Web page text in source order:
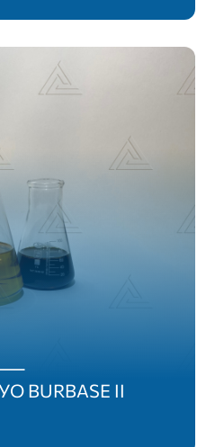
BURBASE II